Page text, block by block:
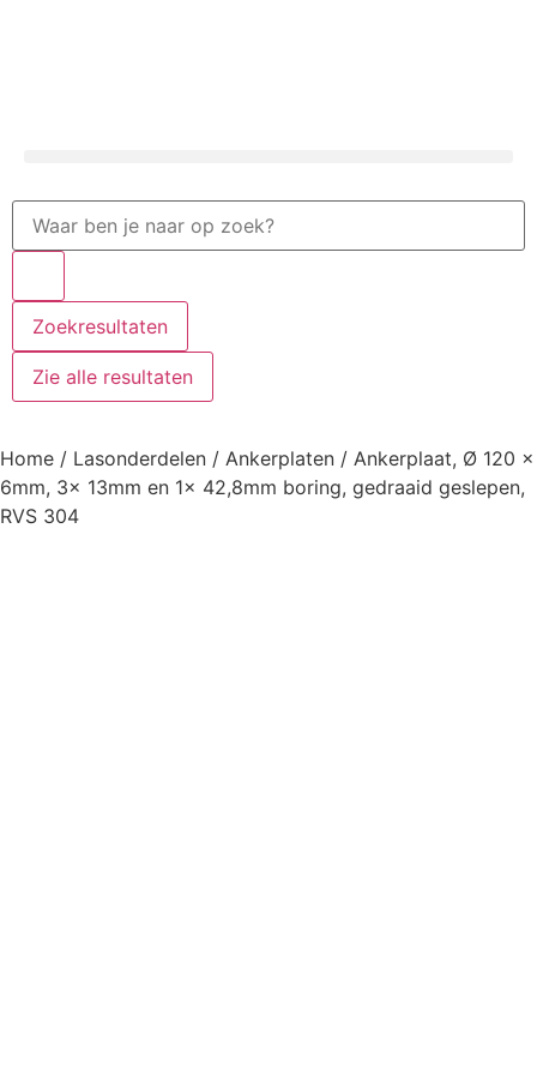
Zoekresultaten
Zie alle resultaten
Home / Lasonderdelen / Ankerplaten / Ankerplaat, Ø 120 x
6mm, 3x 13mm en 1x 42,8mm boring, gedraaid geslepen,
RVS 304